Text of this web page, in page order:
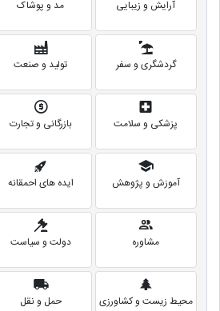
آرایش و زیبایی مد و پوشاک
گردشگری و سفر تولید و صنعت
پزشکی و سلامت بازرگانی و تجارت
آموزش و پژوهش ایده های احمقانه
مشاوره دولت و سیاست
محیط زیست و کشاورزی حمل و نقل